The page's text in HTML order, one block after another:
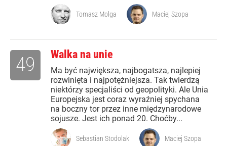
Tomasz Molga Maciej Szopa
Walka na unie
Ma być największa, najbogatsza, najlepiej
rozwinięta i najpotężniejsza. Tak twierdzą
niektórzy specjaliści od geopolityki. Ale Unia
Europejska jest coraz wyraźniej spychana
na boczny tor przez inne międzynarodowe
sojusze. Jest ich ponad 20. Choćby...
49
Sebastian Stodolak Maciej Szopa